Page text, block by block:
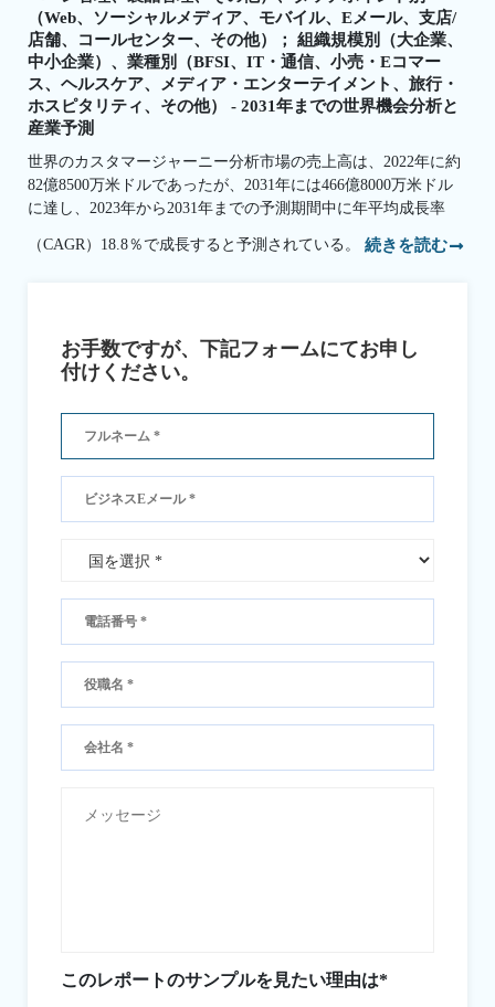
（Web、ソーシャルメディア、モバイル、Eメール、支店/
店舗、コールセンター、その他）； 組織規模別（大企業、
中小企業）、業種別（BFSI、IT・通信、小売・Eコマー
ス、ヘルスケア、メディア・エンターテイメント、旅行・
ホスピタリティ、その他） - 2031年までの世界機会分析と
産業予測
世界のカスタマージャーニー分析市場の売上高は、2022年に約
82億8500万米ドルであったが、2031年には466億8000万米ドル
に達し、2023年から2031年までの予測期間中に年平均成長率
（CAGR）18.8％で成長すると予測されている。 続きを読む
お手数ですが、下記フォームにてお申し
付けください。
このレポートのサンプルを見たい理由は*